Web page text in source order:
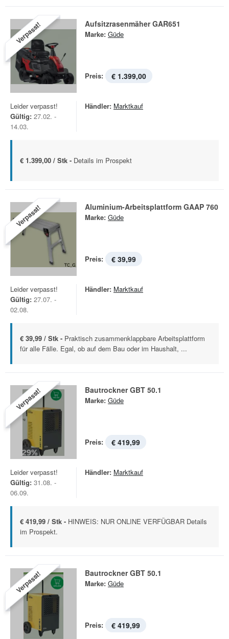
Verpasst! Aufsitzrasenmäher GAR651
Marke: Güde
Preis: € 1.399,00
Leider verpasst!
Gültig: 27.02. -
14.03.
Händler: Marktkauf
€ 1.399,00 / Stk - Details im Prospekt
Verpasst! Aluminium-Arbeitsplattform GAAP 760
Marke: Güde
Preis: € 39,99
Leider verpasst!
Gültig: 27.07. -
02.08.
Händler: Marktkauf
€ 39,99 / Stk - Praktisch zusammenklappbare Arbeitsplattform
für alle Fälle. Egal, ob auf dem Bau oder im Haushalt, ...
Verpasst! Bautrockner GBT 50.1
Marke: Güde
Preis: € 419,99
Leider verpasst!
Gültig: 31.08. -
06.09.
Händler: Marktkauf
€ 419,99 / Stk - HINWEIS: NUR ONLINE VERFÜGBAR Details
im Prospekt.
Verpasst! Bautrockner GBT 50.1
Marke: Güde
Preis: € 419,99